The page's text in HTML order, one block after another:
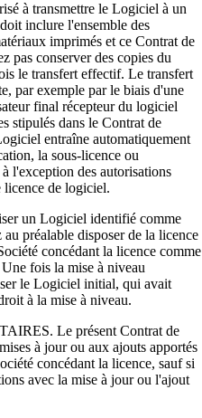
à transmettre le Logiciel à un
inclure l'ensemble des
imprimés et ce Contrat de
pas conserver des copies du
le transfert effectif. Le transfert
par exemple par le biais d'une
final récepteur du logiciel
stipulés dans le Contrat de
entraîne automatiquement
la sous-licence ou
l'exception des autorisations
licence de logiciel.
un Logiciel identifié comme
préalable disposer de la licence
concédant la licence comme
fois la mise à niveau
le Logiciel initial, qui avait
à la mise à niveau.
Le présent Contrat de
à jour ou aux ajouts apportés
concédant la licence, sauf si
avec la mise à jour ou l'ajout